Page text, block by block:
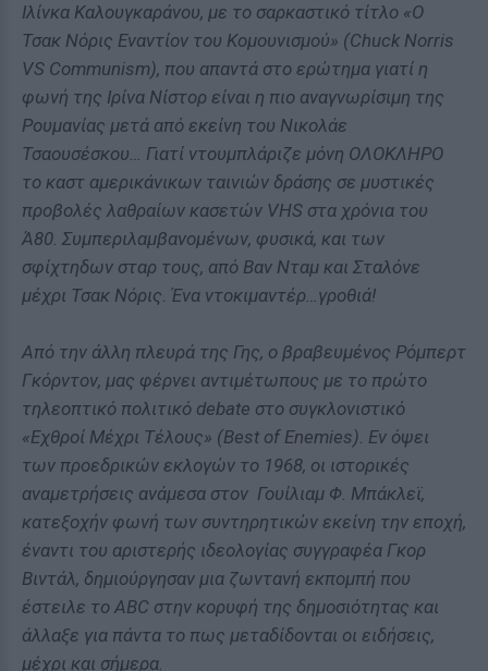
Ιλίνκα Καλουγκαράνου, με το σαρκαστικό τίτλο «Ο
Τσακ Νόρις Εναντίον του Κομουνισμού» (Chuck Norris
VS Communism), που απαντά στο ερώτημα γιατί η
φωνή της Ιρίνα Νίστορ είναι η πιο αναγνωρίσιμη της
Ρουμανίας μετά από εκείνη του Νικολάε
Τσαουσέσκου… Γιατί ντουμπλάριζε μόνη ΟΛΟΚΛΗΡΟ
το καστ αμερικάνικων ταινιών δράσης σε μυστικές
προβολές λαθραίων κασετών VHS στα χρόνια του
Ά80. Συμπεριλαμβανομένων, φυσικά, και των
σφίχτηδων σταρ τους, από Βαν Νταμ και Σταλόνε
μέχρι Τσακ Νόρις. Ένα ντοκιμαντέρ…γροθιά!
Από την άλλη πλευρά της Γης, ο βραβευμένος Ρόμπερτ
Γκόρντον, μας φέρνει αντιμέτωπους με το πρώτο
τηλεοπτικό πολιτικό debate στο συγκλονιστικό
«Εχθροί Μέχρι Τέλους» (Best of Enemies). Εν όψει
των προεδρικών εκλογών το 1968, οι ιστορικές
αναμετρήσεις ανάμεσα στον Γουίλιαμ Φ. Μπάκλεϊ,
κατεξοχήν φωνή των συντηρητικών εκείνη την εποχή,
έναντι του αριστερής ιδεολογίας συγγραφέα Γκορ
Βιντάλ, δημιούργησαν μια ζωντανή εκπομπή που
έστειλε το ABC στην κορυφή της δημοσιότητας και
άλλαξε για πάντα το πως μεταδίδονται οι ειδήσεις,
μέχρι και σήμερα.